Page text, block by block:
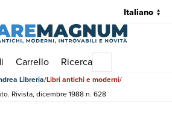
Carrello Ricerca
Libreria Libri antichi e moderni
Rivista, dicembre 1988 n. 628
Rivista, dicembre 1988 n. 628 |